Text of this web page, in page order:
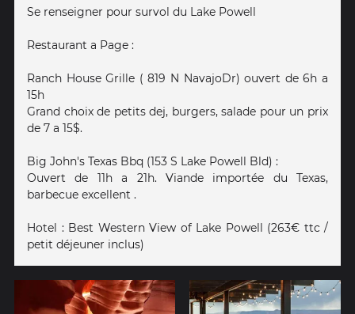
Se renseigner pour survol du Lake Powell
Restaurant a Page :
Ranch House Grille ( 819 N NavajoDr) ouvert de 6h a
15h
Grand choix de petits dej, burgers, salade pour un prix
de 7 a 15$.
Big John's Texas Bbq (153 S Lake Powell Bld) :
Ouvert de 11h a 21h. Viande importée du Texas,
barbecue excellent .
Hotel : Best Western View of Lake Powell (263€ ttc /
petit déjeuner inclus)